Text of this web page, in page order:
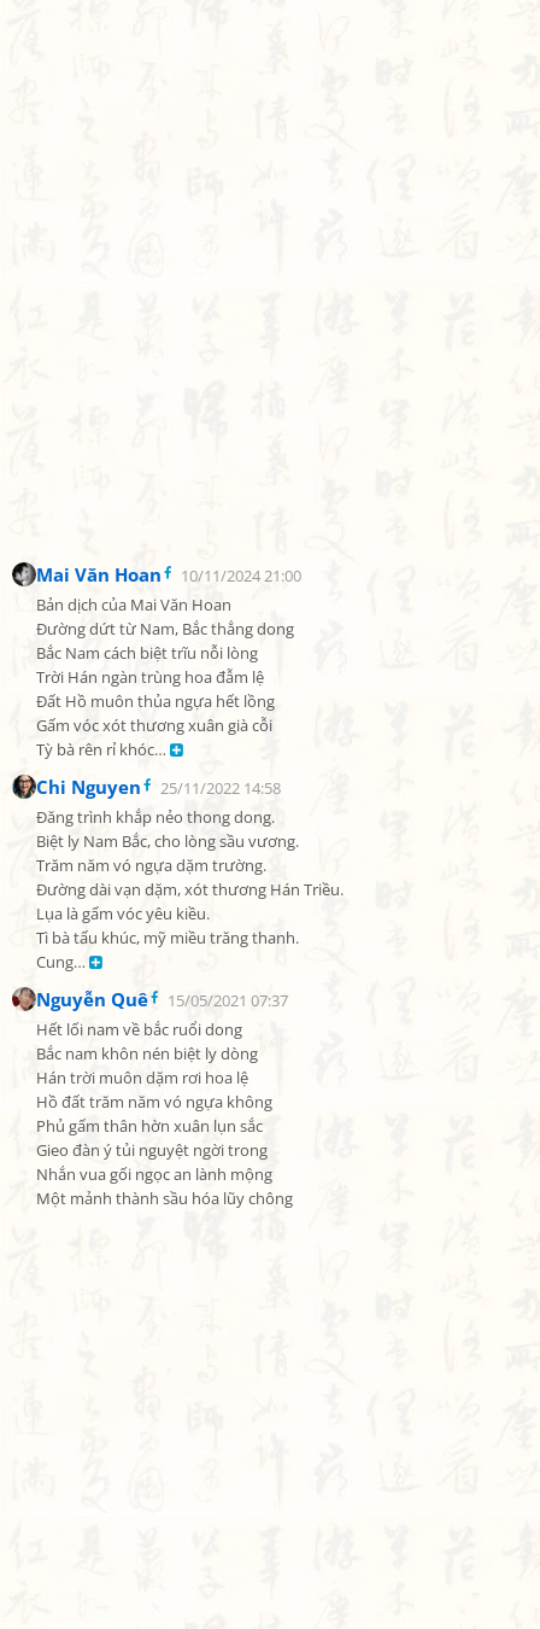
Mai Văn Hoan
10/11/2024 21:00
Bản dịch của Mai Văn Hoan
Đường dứt từ Nam, Bắc thẳng dong
Bắc Nam cách biệt trĩu nỗi lòng
Trời Hán ngàn trùng hoa đẫm lệ
Đất Hồ muôn thủa ngựa hết lồng
Gấm vóc xót thương xuân già cỗi
Tỳ bà rên rỉ khóc…
Chi Nguyen
25/11/2022 14:58
Đăng trình khắp nẻo thong dong.
Biệt ly Nam Bắc, cho lòng sầu vương.
Trăm năm vó ngựa dặm trường.
Đường dài vạn dặm, xót thương Hán Triều.
Lụa là gấm vóc yêu kiều.
Tì bà tấu khúc, mỹ miều trăng thanh.
Cung…
Nguyễn Quê
15/05/2021 07:37
Hết lối nam về bắc ruổi dong
Bắc nam khôn nén biệt ly dòng
Hán trời muôn dặm rơi hoa lệ
Hồ đất trăm năm vó ngựa không
Phủ gấm thân hờn xuân lụn sắc
Gieo đàn ý tủi nguyệt ngời trong
Nhắn vua gối ngọc an lành mộng
Một mảnh thành sầu hóa lũy chông